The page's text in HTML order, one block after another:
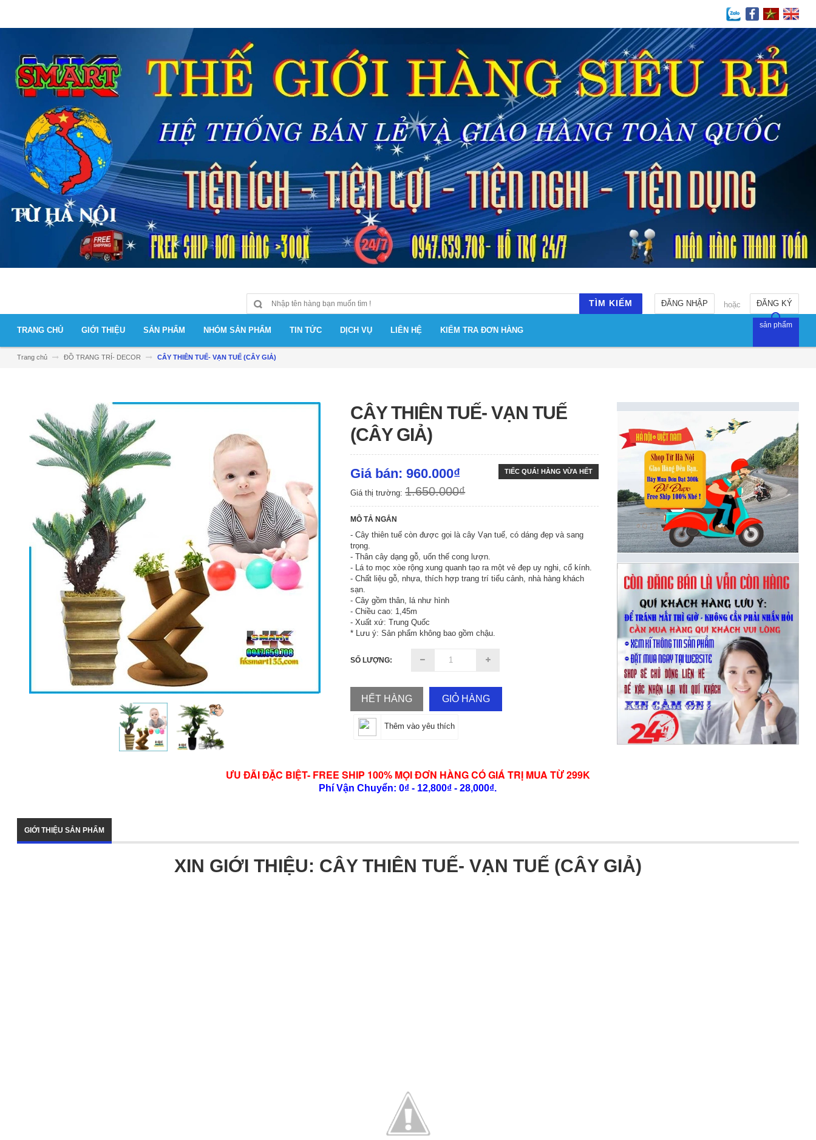
ĐĂNG KÝ
hoặc
ĐĂNG NHẬP
TÌM KIẾM
TRANG CHỦ GIỚI THIỆU SẢN PHẨM NHÓM SẢN PHẨM TIN TỨC DỊCH VỤ LIÊN HỆ KIỂM TRA ĐƠN HÀNG
sản phẩm
Trang chủ ĐỒ TRANG TRÍ- DECOR CÂY THIÊN TUẾ- VẠN TUẾ (CÂY GIẢ)
CÂY THIÊN TUẾ- VẠN TUẾ
(CÂY GIẢ)
TIẾC QUÁ! HÀNG VỪA HẾT
Giá bán: 960.000₫
Giá thị trường:1.650.000₫
MÔ TẢ NGẮN
- Cây thiên tuế còn được gọi là cây Vạn tuế, có dáng đẹp và sang
trọng.
- Thân cây dạng gỗ, uốn thế cong lượn.
- Lá to mọc xòe rộng xung quanh tạo ra một vẻ đẹp uy nghi, cổ kính.
- Chất liệu gỗ, nhựa, thích hợp trang trí tiểu cảnh, nhà hàng khách
sạn.
- Cây gồm thân, lá như hình
- Chiều cao: 1,45m
- Xuất xứ: Trung Quốc
* Lưu ý: Sản phẩm không bao gồm chậu.
SỐ LƯỢNG:
HẾT HÀNG GIỎ HÀNG
Thêm vào yêu thích
ƯU ĐÃI ĐẶC BIỆT- FREE SHIP 100% MỌI ĐƠN HÀNG CÓ GIÁ TRỊ MUA TỪ 299K
Phí Vận Chuyển: 0₫ - 12,800₫ - 28,000₫.
GIỚI THIỆU SẢN PHẨM
XIN GIỚI THIỆU: CÂY THIÊN TUẾ- VẠN TUẾ (CÂY GIẢ)